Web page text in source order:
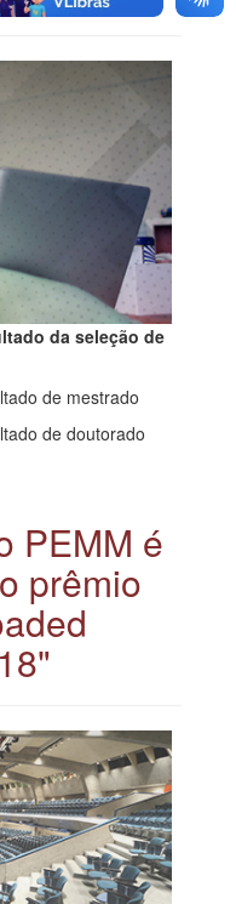
da seleção de
de mestrado
de doutorado
PEMM é
prêmio